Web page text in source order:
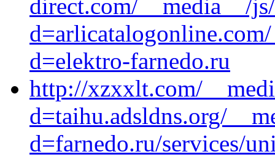
direct.com/__media__/
d=elektro-farnedo.ru
http://xzxxlt.com/
d=taihu.adsldns.org/
d=farnedo.ru/services/